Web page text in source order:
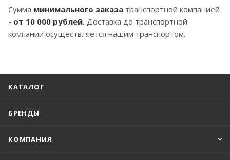
Сумма минимального заказа транспортной компанией
- от 10 000 рублей. Доставка до транспортной
компании осуществляется нашим транспортом.
КАТАЛОГ
БРЕНДЫ
КОМПАНИЯ